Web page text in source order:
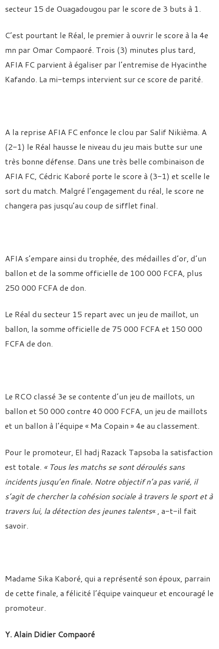
secteur 15 de Ouagadougou par le score de 3 buts à 1.
C’est pourtant le Réal, le premier à ouvrir le score à la 4e
mn par Omar Compaoré. Trois (3) minutes plus tard,
AFIA FC parvient à égaliser par l’entremise de Hyacinthe
Kafando. La mi-temps intervient sur ce score de parité.
A la reprise AFIA FC enfonce le clou par Salif Nikièma. A
(2-1) le Réal hausse le niveau du jeu mais butte sur une
très bonne défense. Dans une très belle combinaison de
AFIA FC, Cédric Kaboré porte le score à (3-1) et scelle le
sort du match. Malgré l’engagement du réal, le score ne
changera pas jusqu’au coup de sifflet final.
AFIA s’empare ainsi du trophée, des médailles d’or, d’un
ballon et de la somme officielle de 100 000 FCFA, plus
250 000 FCFA de don.
Le Réal du secteur 15 repart avec un jeu de maillot, un
ballon, la somme officielle de 75 000 FCFA et 150 000
FCFA de don.
Le RCO classé 3e se contente d’un jeu de maillots, un
ballon et 50 000 contre 40 000 FCFA, un jeu de maillots
et un ballon à l’équipe « Ma Copain » 4e au classement.
Pour le promoteur, El hadj Razack Tapsoba la satisfaction
est totale. « Tous les matchs se sont déroulés sans
incidents jusqu’en finale. Notre objectif n’a pas varié, il
s’agit de chercher la cohésion sociale à travers le sport et à
travers lui, la détection des jeunes talents« , a-t-il fait
savoir.
Madame Sika Kaboré, qui a représenté son époux, parrain
de cette finale, a félicité l’équipe vainqueur et encouragé le
promoteur.
Y. Alain Didier Compaoré